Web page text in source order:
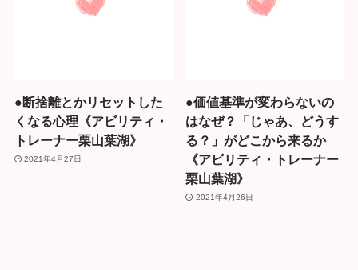
●断捨離とかリセットした
くなる心理《アビリティ・
トレーナー栗山葉湖》
2021年4月27日
●価値基準が変わらないの
はなぜ？「じゃあ、どうす
る？」がどこから来るか
《アビリティ・トレーナー
栗山葉湖》
2021年4月26日